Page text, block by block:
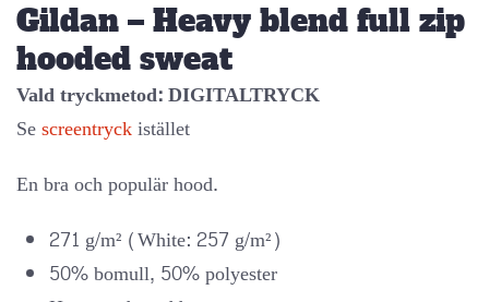
Gildan – Heavy blend full zip
hooded sweat
Vald tryckmetod: DIGITALTRYCK
Sescreentryckistället
En bra och populär hood.
271 g/m² (White: 257 g/m²)
50% bomull, 50% polyester